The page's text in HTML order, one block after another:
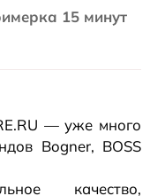
15 минут
— уже много
Bogner, BOSS
качество,